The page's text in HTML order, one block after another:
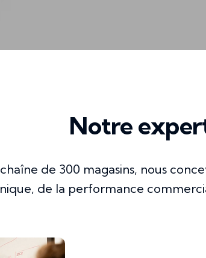
Notre
de 300 magasins, nous
de la performance